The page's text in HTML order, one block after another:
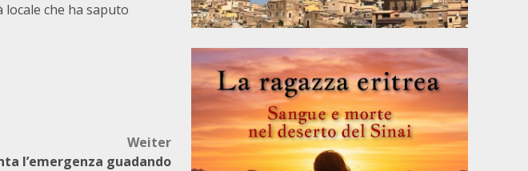
locale che ha saputo
Weiter
l’emergenza guadando